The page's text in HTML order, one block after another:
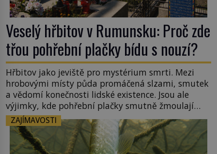
Veselý hřbitov v Rumunsku: Proč zde
třou pohřební plačky bídu s nouzí?
Hřbitov jako jeviště pro mystérium smrti. Mezi
hrobovými místy půda promáčená slzami, smutek
a vědomí konečnosti lidské existence. Jsou ale
výjimky, kde pohřební plačky smutně žmoulají
kapesníky nikoli při smutečním obřadu, ale při
pohledu na výši vyměřené podpory
v nezaměstnanosti. Kam vás pozveme? Unikátní
hřbitov, který si vysloužil název „Veselý“, najdeme
ZAJÍMAVOSTI